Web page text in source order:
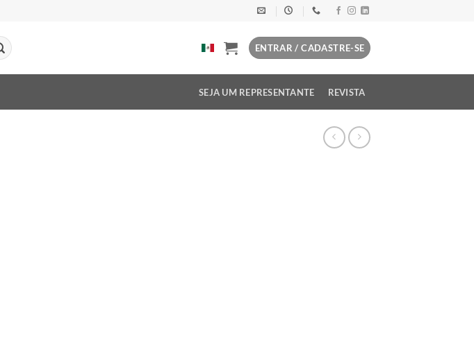
ENTRAR / CADASTRE-SE
SEJA UM REPRESENTANTE REVISTA